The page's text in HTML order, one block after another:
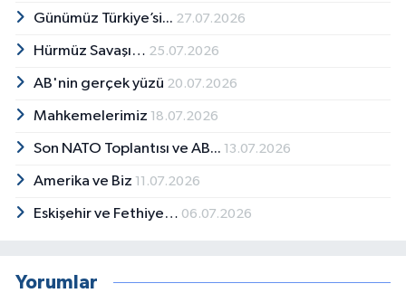
Günümüz Türkiye’si... 27.07.2026
Hürmüz Savaşı… 25.07.2026
AB'nin gerçek yüzü 20.07.2026
Mahkemelerimiz 18.07.2026
Son NATO Toplantısı ve AB... 13.07.2026
Amerika ve Biz 11.07.2026
Eskişehir ve Fethiye… 06.07.2026
Yorumlar